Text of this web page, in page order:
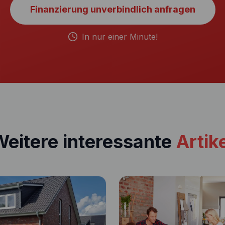
Finanzierung unverbindlich anfragen
In nur einer Minute!
interessante